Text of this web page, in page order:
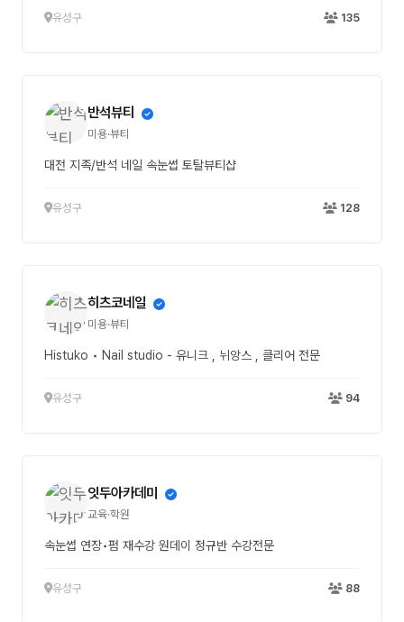
유성구 135
반석뷰티
미용·뷰티
대전 지족/반석 네일 속눈썹 토탈뷰티샵
유성구 128
히츠코네일
미용·뷰티
Histuko • Nail studio - 유니크 , 뉘앙스 , 클리어 전문
유성구 94
잇두아카데미
교육·학원
속눈썹 연장•펌 재수강 원데이 정규반 수강전문
유성구 88